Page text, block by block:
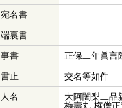
宛名書
端裏書
事書
正保二年眞言
書止
交名等如件
人名
大阿闍梨二品
梅壽丸 権僧